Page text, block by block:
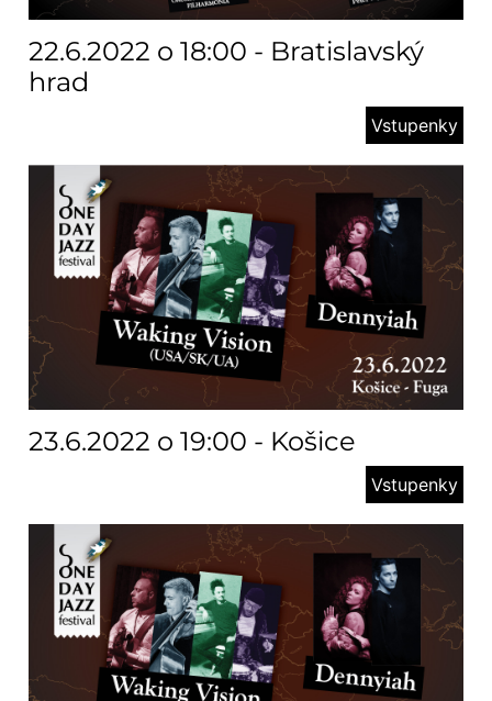
22.6.2022 o 18:00 - Bratislavský
hrad
Vstupenky
23.6.2022 o 19:00 - Košice
Vstupenky